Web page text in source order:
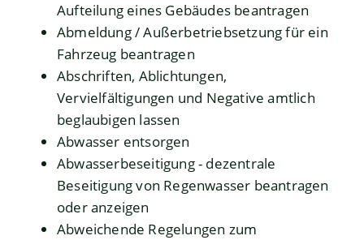
Aufteilung eines Gebäudes beantragen
Abmeldung / Außerbetriebsetzung für ein
Fahrzeug beantragen
Abschriften, Ablichtungen,
Vervielfältigungen und Negative amtlich
beglaubigen lassen
Abwasser entsorgen
Abwasserbeseitigung - dezentrale
Beseitigung von Regenwasser beantragen
oder anzeigen
Abweichende Regelungen zum